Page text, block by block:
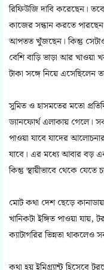
রিফিউজি দাবি করেছেন।
কাজের সন্ধান করতে
আপতত খুঁজছেন। কিন্তু
বেশি বাড়ি ভাড়া আর খাওয়া
টাকা সঙ্গে নিয়ে এসেছিলেন
সুমিত ও হাসমতের মতো
ড্যানফোর্থ এলাকায় গেলে।
পাওয়া যাবে যাদের
যাবে। এর মধ্যে আবার বড়
কিন্তু স্থায়ীভাবে থেকে যেতে
মোট কথা দেশ ছেড়ে
খানিকটা ইঙ্গিত পাওয়া যায়,
ক্যাটাগরির ভিন্নতা